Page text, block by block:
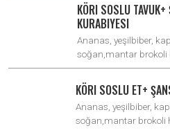
KÖRI SOSLU TAVUK+
KURABIYESI
Ananas, yeşilbiber,
soğan,mantar brokoli
KÖRI SOSLU ET+
Ananas, yeşilbiber,
soğan,mantar brokoli